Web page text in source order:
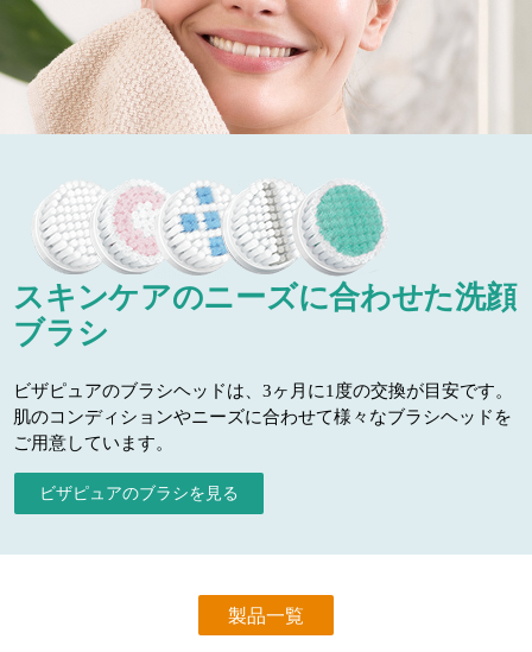
スキンケアのニーズに合わせた洗顔
ブラシ
ビザピュアのブラシヘッドは、3ヶ月に1度の交換が目安です。
肌のコンディションやニーズに合わせて様々なブラシヘッドを
ご用意しています。
ビザピュアのブラシを見る
製品一覧